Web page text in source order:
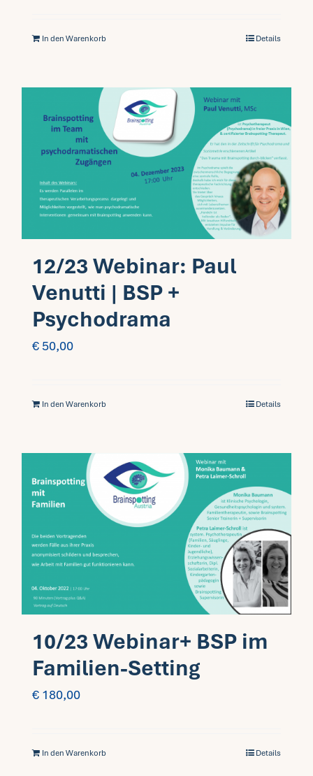
In den Warenkorb Details
12/23 Webinar: Paul
Venutti | BSP +
Psychodrama
€ 50,00
In den Warenkorb Details
10/23 Webinar+ BSP im
Familien-Setting
€ 180,00
In den Warenkorb Details